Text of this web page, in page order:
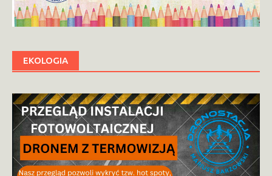
EKOLOGIA